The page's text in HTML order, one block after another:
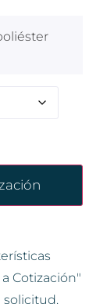
Cotización"
solicitud.